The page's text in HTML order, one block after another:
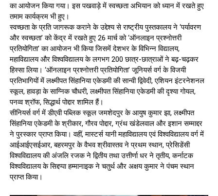
का आयोजन किया गया। इस पखवाड़े में स्वच्छता अभियान को ध्यान में रखते हुए
तमाम कार्यक्रम भी हुए।
स्वच्छता के प्रति जागरूक कराने के उद्देश्य से राष्ट्रीय पुस्तकालय ने ‘पर्यावरण
और स्वच्छता’ को केंद्र में रखते हुए 26 मार्च को ‘ऑनलाइन प्रश्नोत्तरी
प्रतियोगिता’ का आयोजन भी किया जिसमें देशभर के विभिन्न विद्यालय,
महाविद्यालय और विश्वविद्यालय के लगभग 200 छात्र-छात्राओं ने बढ़-चढ़कर
हिस्सा लिया। ‘ऑनलाइन प्रश्नोत्तरी प्रतियोगिता’ जूनियर्स वर्ग के विजयी
प्रतिभागियों में लक्ष्मीपत सिंहानिया एकेडमी की सान्वी द्विवेदी, एशियन इंटरनेशनल
स्कूल, हावड़ा के साग्निक चौधरी, लक्ष्मीपत सिंहानिया एकेडमी की दृश्या गोयल,
पनव्व श्रॉफ, सिद्धार्थ पोद्दार शामिल हैं।
सीनियर्स वर्ग में डीएवी पब्लिक स्कूल जमशेदपुर के आयुष कुमार झा, लक्ष्मीपत
सिंहानिया एकेडमी के श्रीकार, गौरव पोद्दार, ग्रंथ खंडेलवाल और इशान सम्माद्दर
ने पुरस्कार प्राप्त किया। वहीं, मास्टर्स यानी महाविद्यालय एवं विश्वविद्यालय वर्ग में
आईआईएसईआर, बहरमपुर के वैभव श्रीवास्तव ने प्रथम स्थान, प्रेसिडेंसी
विश्वविद्यालय की अंजलि रजक ने द्वितीय तथा उत्तीर्णा धर ने तृतीय, कर्नाटक
विश्वविद्यालय के सिद्दप्पा हम्मानाइक ने चतुर्थ और अक्षय कुमार ने पंचम स्थान
प्राप्त किया।